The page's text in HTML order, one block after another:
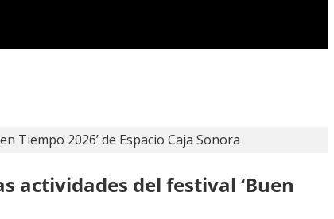
Tiempo 2026’ de Espacio Caja Sonora
actividades del festival ‘Buen